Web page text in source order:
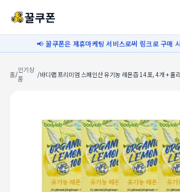
꿀쿠폰
📢 꿀쿠폰은 제휴마케팅 서비스로써 링크로 구매
홈/인기상
품
/바디랩 프리미엄 스페인산 유기농 레몬즙 14포, 4개 + 홀